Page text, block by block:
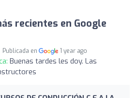
recientes en Google
Publicada en 1 year ago
Buenas tardes les doy. Las